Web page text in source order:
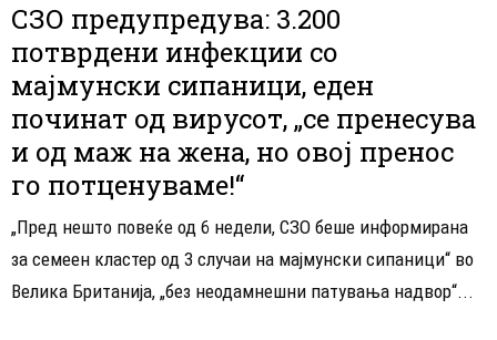
СЗО предупредува: 3.200
потврдени инфекции со
мајмунски сипаници, еден
починат од вирусот, „се пренесува
и од маж на жена, но овој пренос
го потценуваме!“
„Пред нешто повеќе од 6 недели, СЗО беше информирана
за семеен кластер од 3 случаи на мајмунски сипаници“ во
Велика Британија, „без неодамнешни патувања надвор“...